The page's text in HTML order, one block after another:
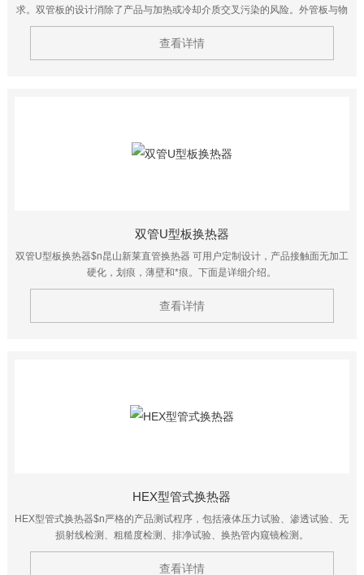
求。双管板的设计消除了产品与加热或冷却介质交叉污染的风险。外管板与物
料接触，内管板与加热或冷却介质接触，当内管板或外管板发生泄露时，
查看详情
双管U型板换热器
双管U型板换热器$n昆山新莱直管换热器 可用户定制设计，产品接触面无加工
硬化，划痕，薄壁和*痕。下面是详细介绍。
查看详情
HEX型管式换热器
HEX型管式换热器$n严格的产品测试程序，包括液体压力试验、渗透试验、无
损射线检测、粗糙度检测、排净试验、换热管内窥镜检测。
查看详情